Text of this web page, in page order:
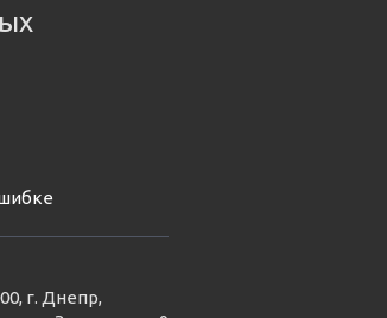
г. Днепр,